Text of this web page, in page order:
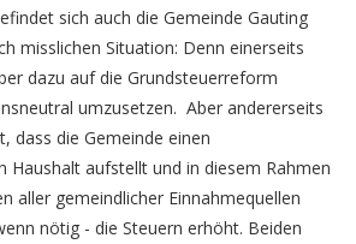
sich auch die Gemeinde Gauting
misslichen Situation: Denn einerseits
dazu auf die Grundsteuerreform
umzusetzen. Aber andererseits
dass die Gemeinde einen
Haushalt aufstellt und in diesem Rahmen
aller gemeindlicher Einnahmequellen
nötig - die Steuern erhöht. Beiden